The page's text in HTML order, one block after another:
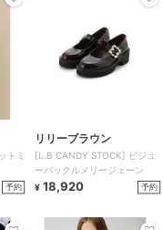
トミ
予約
リリーブラウン
[L.B CANDY STOCK] ビジュ
ーバックルメリージェーン
¥ 18,920 予約